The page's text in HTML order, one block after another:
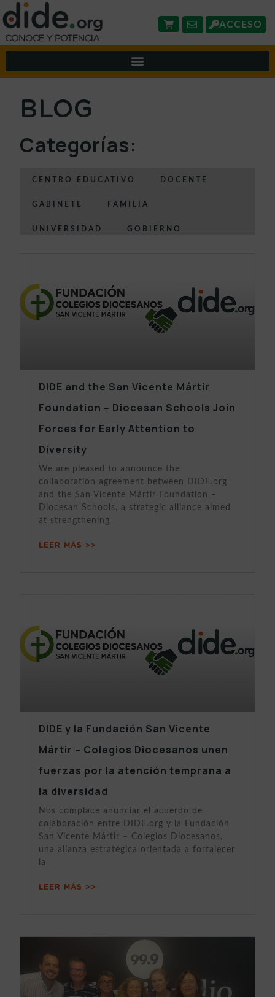
ACCESO
BLOG
Categorías:
CENTRO EDUCATIVO DOCENTE
GABINETE FAMILIA
UNIVERSIDAD GOBIERNO
DIDE and the San Vicente Mártir
Foundation – Diocesan Schools Join
Forces for Early Attention to
Diversity
We are pleased to announce the
collaboration agreement between DIDE.org
and the San Vicente Mártir Foundation –
Diocesan Schools, a strategic alliance aimed
at strengthening
LEER MÁS >>
DIDE y la Fundación San Vicente
Mártir – Colegios Diocesanos unen
fuerzas por la atención temprana a
la diversidad
Nos complace anunciar el acuerdo de
colaboración entre DIDE.org y la Fundación
San Vicente Mártir – Colegios Diocesanos,
una alianza estratégica orientada a fortalecer
la
LEER MÁS >>